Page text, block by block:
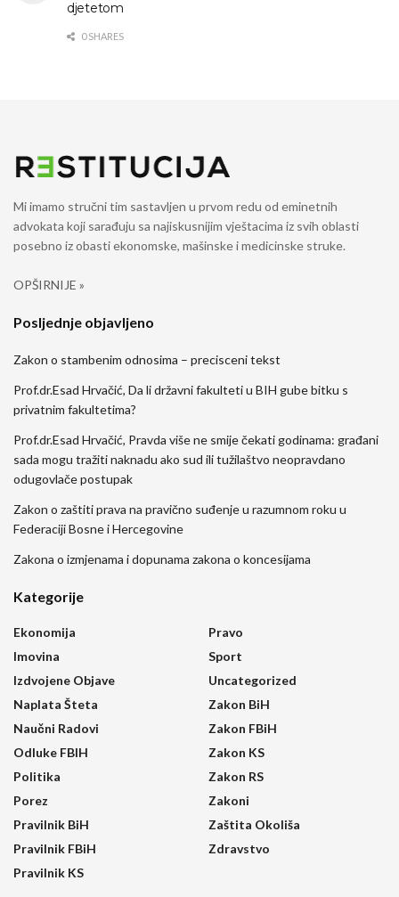
djetetom
0 SHARES
Mi imamo stručni tim sastavljen u prvom redu od eminetnih
advokata koji sarađuju sa najiskusnijim vještacima iz svih oblasti
posebno iz obasti ekonomske, mašinske i medicinske struke.
OPŠIRNIJE »
Posljednje objavljeno
Zakon o stambenim odnosima – precisceni tekst
Prof.dr.Esad Hrvačić, Da li državni fakulteti u BIH gube bitku s
privatnim fakultetima?
Prof.dr.Esad Hrvačić, Pravda više ne smije čekati godinama: građani
sada mogu tražiti naknadu ako sud ili tužilaštvo neopravdano
odugovlače postupak
Zakon o zaštiti prava na pravično suđenje u razumnom roku u
Federaciji Bosne i Hercegovine
Zakona o izmjenama i dopunama zakona o koncesijama
Kategorije
Ekonomija
Imovina
Izdvojene Objave
Naplata Šteta
Naučni Radovi
Odluke FBIH
Politika
Porez
Pravilnik BiH
Pravilnik FBiH
Pravilnik KS
Pravo
Sport
Uncategorized
Zakon BiH
Zakon FBiH
Zakon KS
Zakon RS
Zakoni
Zaštita Okoliša
Zdravstvo